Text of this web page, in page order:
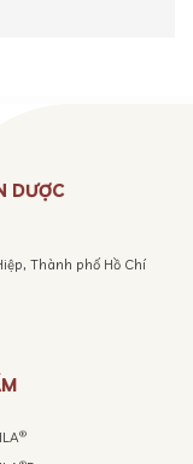
DƯỢC
Thành phố Hồ Chí
®